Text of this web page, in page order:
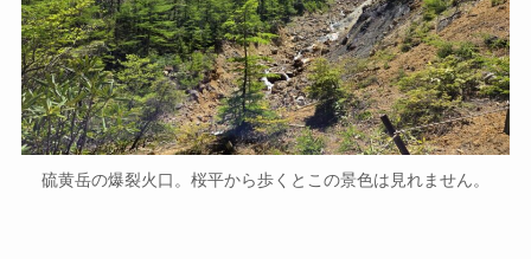
硫黄岳の爆裂火口。桜平から歩くとこの景色は見れません。